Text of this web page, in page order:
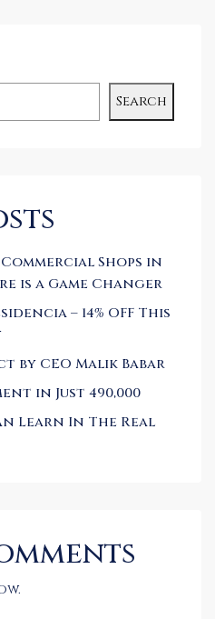
Search
Shops in
is a Game Changer
– 14% OFF This
by CEO Malik Babar
in Just 490,000
Learn In The Real